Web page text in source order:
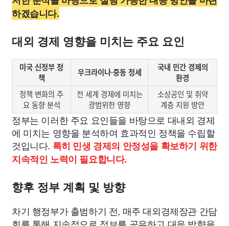
하겠습니다.
대외 경제 영향을 미치는 주요 요인
미국 신정부 정
책
우크라이나·중동 정세
국내 민간 경제의
환경
정책 변화의 주
요 동향 분석
전 세계 경제에 미치는
광범위한 영향
소상공인 및 취약
계층 지원 방안
정부는 이러한 주요 요인들을 바탕으로 대내외 경제
에 미치는 영향을 분석하여 효과적인 정책을 수립할
것입니다. 특히 민생 경제의 안정성을 확보하기 위한
지속적인 노력이 필요합니다.
향후 정부 계획 및 방향
차기 행정부가 출범하기 전, 매주 대외경제장관 간담